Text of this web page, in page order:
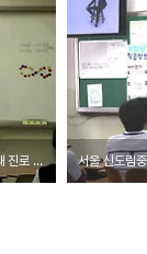
서울 대명중학교 디액션 두 번째 진로 특강 (20141010)